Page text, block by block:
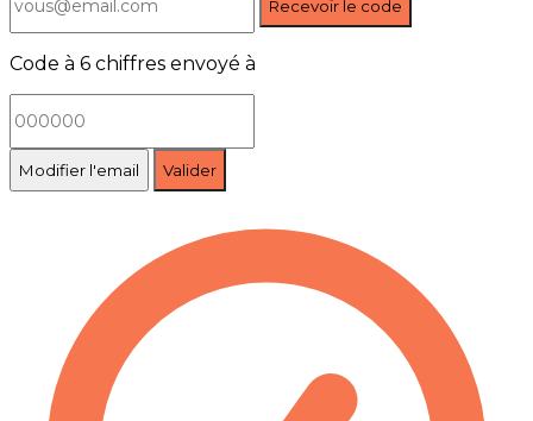
Recevoir le code
Code à 6 chiffres envoyé à
Modifier l'email Valider